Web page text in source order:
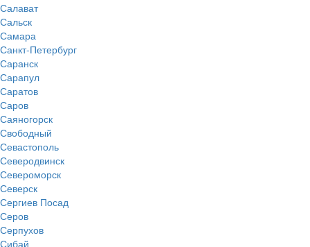
Салават
Сальск
Самара
Санкт-Петербург
Саранск
Сарапул
Саратов
Саров
Саяногорск
Свободный
Севастополь
Северодвинск
Североморск
Северск
Сергиев Посад
Серов
Серпухов
Сибай